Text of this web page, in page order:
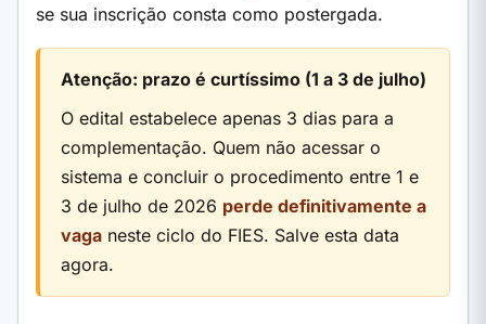
se sua inscrição consta como postergada.
Atenção: prazo é curtíssimo (1 a 3 de julho)
O edital estabelece apenas 3 dias para a
complementação. Quem não acessar o
sistema e concluir o procedimento entre 1 e
3 de julho de 2026 perde definitivamente a
vaga neste ciclo do FIES. Salve esta data
agora.